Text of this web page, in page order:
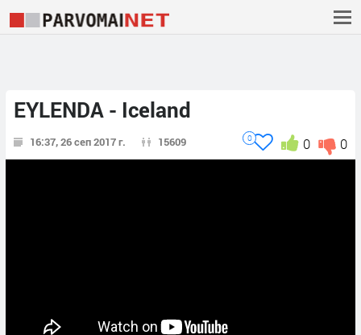
EYLENDA - Iceland
16:37, 26 сеп 2017 г. 15609 0
0
0